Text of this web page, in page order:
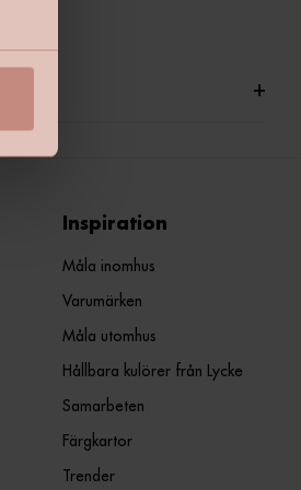
+
Inspiration
Måla inomhus
Varumärken
Måla utomhus
Hållbara kulörer från Lycke
Samarbeten
Färgkartor
Trender